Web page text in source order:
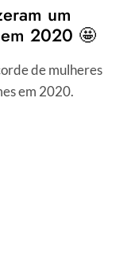
um
2020 🤩
de mulheres
em 2020.